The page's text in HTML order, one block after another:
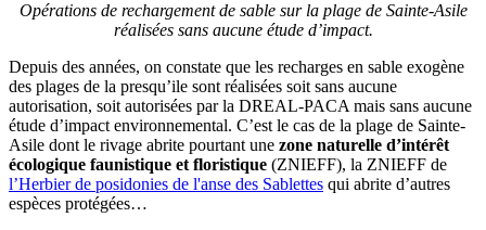
Opérations de rechargement de sable sur la plage de Sainte-Asile
réalisées sans aucune étude d’impact.
Depuis des années, on constate que les recharges en sable exogène
des plages de la presqu’ile sont réalisées soit sans aucune
autorisation, soit autorisées par la DREAL-PACA mais sans aucune
étude d’impact environnemental. C’est le cas de la plage de Sainte-
Asile dont le rivage abrite pourtant une zone naturelle d’intérêt
écologique faunistique et floristique (ZNIEFF), la ZNIEFF de
l’Herbier de posidonies de l'anse des Sablettes qui abrite d’autres
espèces protégées…